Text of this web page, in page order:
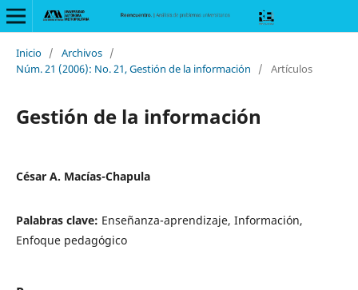
Inicio / Archivos /
Núm. 21 (2006): No. 21, Gestión de la información
/ Artículos
Gestión de la información
César A. Macías-Chapula
Palabras clave: Enseñanza-aprendizaje, Información,
Enfoque pedagógico